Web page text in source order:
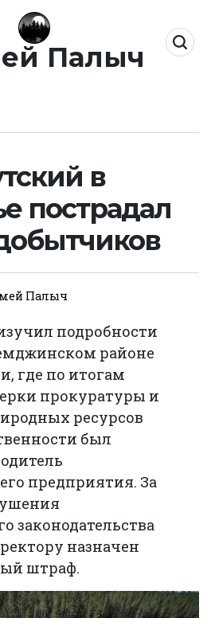
Палыч
в
пострадал
Палыч
подробности
районе
где по итогам
прокуратуры и
ресурсов
был
предприятия. За
законодательства
назначен
штраф.